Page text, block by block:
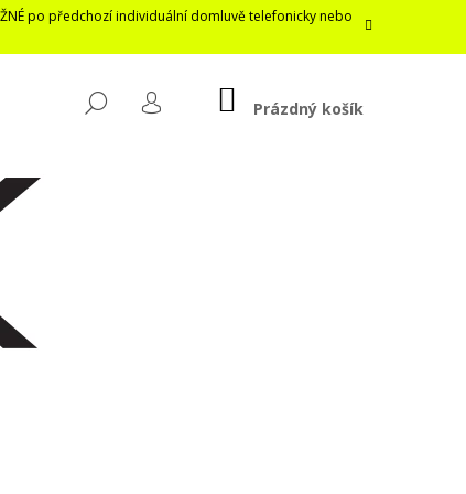
po předchozí individuální domluvě telefonicky nebo
HLEDAT
PŘIHLÁŠENÍ
NÁKUPNÍ
KOŠÍK
Prázdný košík